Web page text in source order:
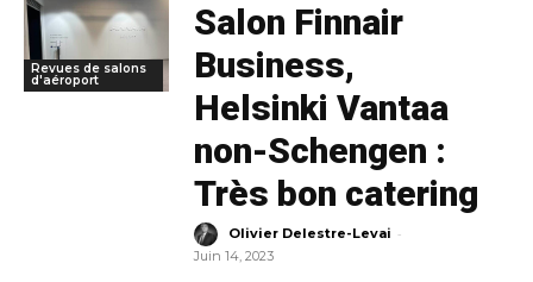
Revues de salons
d'aéroport
Salon Finnair
Business,
Helsinki Vantaa
non-Schengen :
Très bon catering
Olivier Delestre-Levai -
Juin 14, 2023